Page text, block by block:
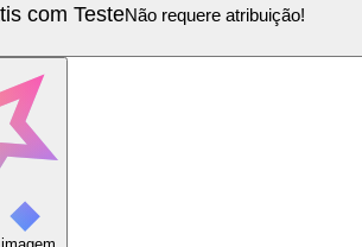
com TesteNão requere atribuição!